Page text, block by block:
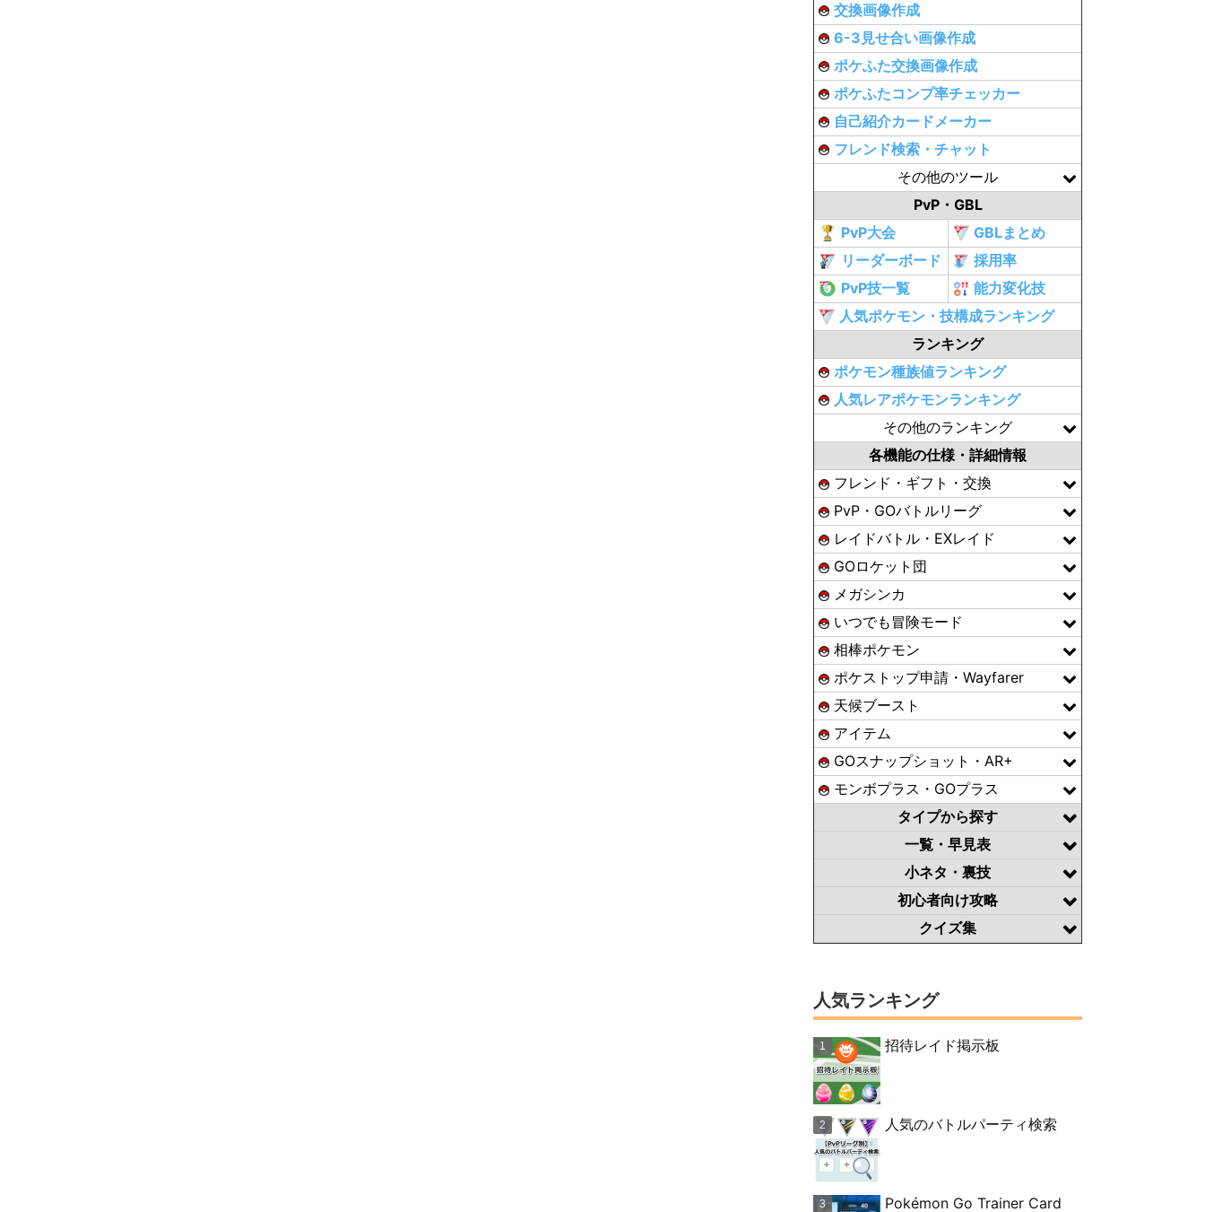
交換画像作成
6-3見せ合い画像作成
ポケふた交換画像作成
ポケふたコンプ率チェッカー
自己紹介カードメーカー
フレンド検索・チャット
その他のツール
PvP・GBL
PvP大会
GBLまとめ
リーダーボード
採用率
PvP技一覧
能力変化技
人気ポケモン・技構成ランキング
ランキング
ポケモン種族値ランキング
人気レアポケモンランキング
その他のランキング
各機能の仕様・詳細情報
フレンド・ギフト・交換
PvP・GOバトルリーグ
レイドバトル・EXレイド
GOロケット団
メガシンカ
いつでも冒険モード
相棒ポケモン
ポケストップ申請・Wayfarer
天候ブースト
アイテム
GOスナップショット・AR+
モンボプラス・GOプラス
タイプから探す
一覧・早見表
小ネタ・裏技
初心者向け攻略
クイズ集
人気ランキング
招待レイド掲示板
人気のバトルパーティ検索
Pokémon Go Trainer Card